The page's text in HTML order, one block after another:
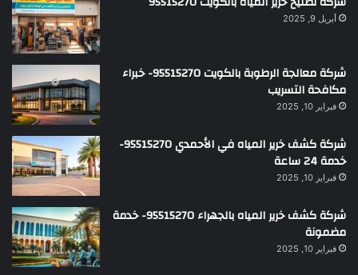
أبريل 9, 2025
شركة معالجة الرطوبة بالكويت 95515270- خبراء
مكافحة التسريب
فبراير 10, 2025
شركة كشف خرير المياه في الأحمدي 95515270-
خدمة 24 ساعة
فبراير 10, 2025
شركة كشف خرير المياه بالجهراء 95515270- خدمة
مضمونة
فبراير 10, 2025